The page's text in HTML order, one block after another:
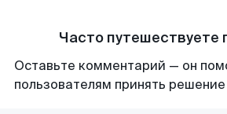
Часто путешествуете
Оставьте комментарий — он
пользователям принять решение